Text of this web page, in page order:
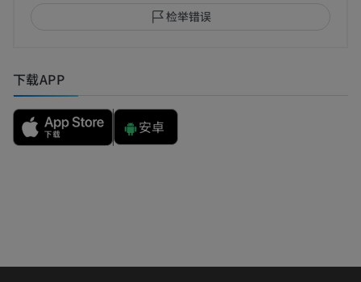
检举错误
下载APP
安卓